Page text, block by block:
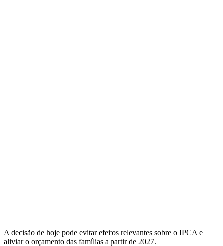
A decisão de hoje pode evitar efeitos relevantes sobre o IPCA e
aliviar o orçamento das famílias a partir de 2027.